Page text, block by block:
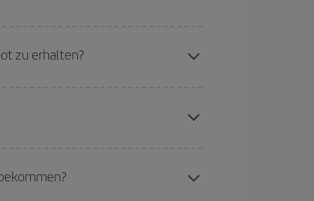
sondern auch für nahegelegene
Flugoptionen an, die wir jeden Tag
zu erhalten?
um